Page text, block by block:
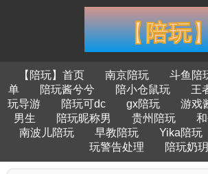
【陪玩】首页 南京陪玩 斗鱼陪
单
陪玩酱兮兮 陪小仓鼠玩 王
玩导游
陪玩可dc gx陪玩 游戏
男生
陪玩昵称男 贵州陪玩
南波儿陪玩
早教陪玩 Yika陪玩
玩警告处理
陪玩奶玥